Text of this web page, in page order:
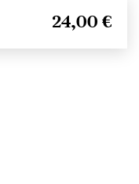
24,00 €